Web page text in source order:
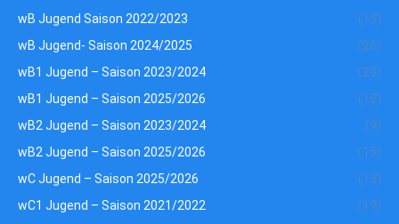
wB Jugend Saison 2022/2023
(15)
wB Jugend- Saison 2024/2025
(26)
wB1 Jugend – Saison 2023/2024
(20)
wB1 Jugend – Saison 2025/2026
(18)
wB2 Jugend – Saison 2023/2024
(9)
wB2 Jugend – Saison 2025/2026
(15)
wC Jugend – Saison 2025/2026
(13)
wC1 Jugend – Saison 2021/2022
(19)